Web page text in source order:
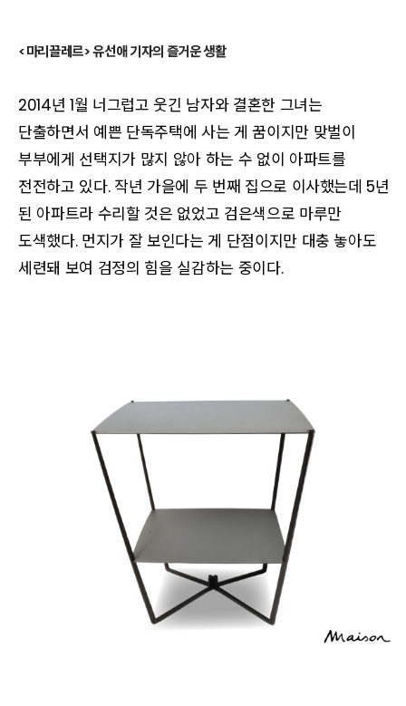
<마리끌레르> 유선애 기자의 즐거운 생활
2014년 1월 너그럽고 웃긴 남자와 결혼한 그녀는
단출하면서 예쁜 단독주택에 사는 게 꿈이지만 맞벌이
부부에게 선택지가 많지 않아 하는 수 없이 아파트를
전전하고 있다. 작년 가을에 두 번째 집으로 이사했는데 5년
된 아파트라 수리할 것은 없었고 검은색으로 마루만
도색했다. 먼지가 잘 보인다는 게 단점이지만 대충 놓아도
세련돼 보여 검정의 힘을 실감하는 중이다.